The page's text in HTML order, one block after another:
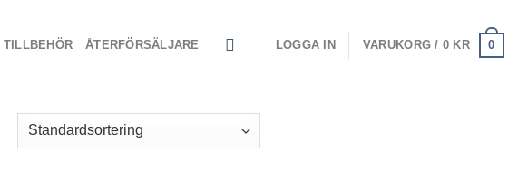
TILLBEHÖR ÅTERFÖRSÄLJARE LOGGA IN VARUKORG / 0 KR 0